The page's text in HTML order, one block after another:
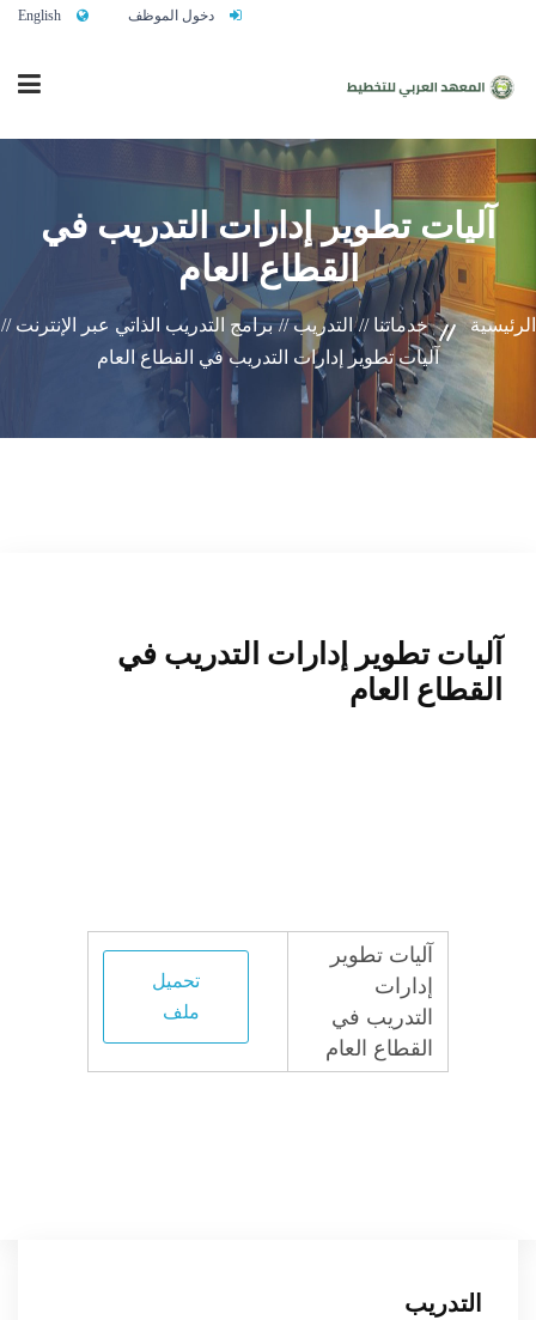
دخول الموظف English
الرئيسية
من نحن
خدماتنا
تواصلوا معنا
آليات تطوير إدارات التدريب في
القطاع العام
الرئيسية خدماتنا // التدريب // برامج التدريب الذاتي عبر الإنترنت //
آليات تطوير إدارات التدريب في القطاع العام
آليات تطوير إدارات التدريب في
القطاع العام
آليات تطوير
إدارات
التدريب في
القطاع العام
تحميل
ملف
التدريب